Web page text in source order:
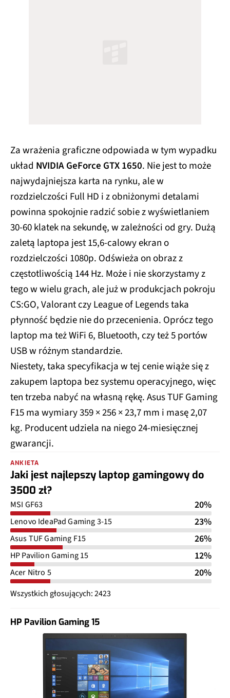
Za wrażenia graficzne odpowiada w tym wypadku
układ NVIDIA GeForce GTX 1650. Nie jest to może
najwydajniejsza karta na rynku, ale w
rozdzielczości Full HD i z obniżonymi detalami
powinna spokojnie radzić sobie z wyświetlaniem
30-60 klatek na sekundę, w zależności od gry. Dużą
zaletą laptopa jest 15,6-calowy ekran o
rozdzielczości 1080p. Odświeża on obraz z
częstotliwością 144 Hz. Może i nie skorzystamy z
tego w wielu grach, ale już w produkcjach pokroju
CS:GO, Valorant czy League of Legends taka
płynność będzie nie do przecenienia. Oprócz tego
laptop ma też WiFi 6, Bluetooth, czy też 5 portów
USB w różnym standardzie.
Niestety, taka specyfikacja w tej cenie wiąże się z
zakupem laptopa bez systemu operacyjnego, więc
ten trzeba nabyć na własną rękę. Asus TUF Gaming
F15 ma wymiary 359 × 256 × 23,7 mm i masę 2,07
kg. Producent udziela na niego 24-miesięcznej
gwarancji.
ANKIETA
Jaki jest najlepszy laptop gamingowy do
3500 zł?
MSI GF63 20%
Lenovo IdeaPad Gaming 3-15 23%
Asus TUF Gaming F15 26%
HP Pavilion Gaming 15 12%
Acer Nitro 5 20%
Wszystkich głosujących: 2423
HP Pavilion Gaming 15